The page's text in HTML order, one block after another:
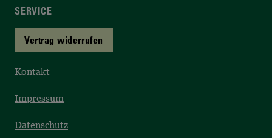
SERVICE
Vertrag widerrufen
Kontakt
Impressum
Datenschutz